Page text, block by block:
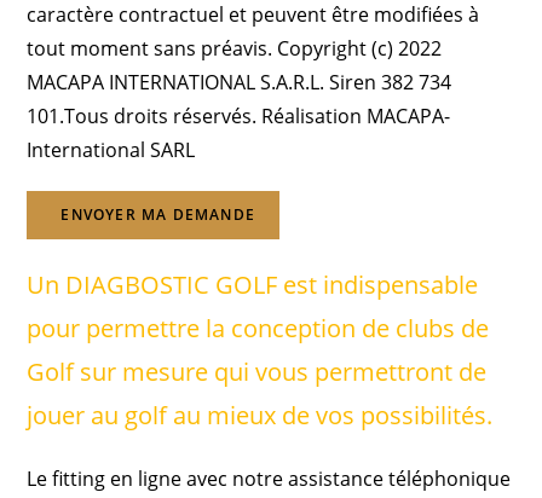
caractère contractuel et peuvent être modifiées à
tout moment sans préavis. Copyright (c) 2022
MACAPA INTERNATIONAL S.A.R.L. Siren 382 734
101.Tous droits réservés. Réalisation MACAPA-
International SARL
Un DIAGBOSTIC GOLF est indispensable
pour permettre la conception de clubs de
Golf sur mesure qui vous permettront de
jouer au golf au mieux de vos possibilités.
Le fitting en ligne avec notre assistance téléphonique